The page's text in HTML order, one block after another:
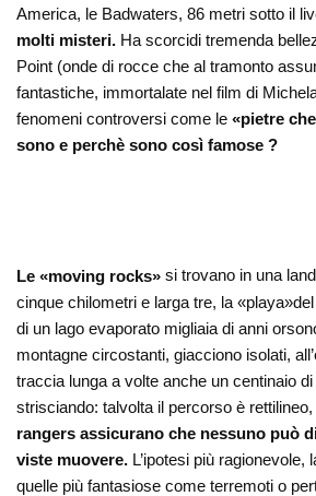
America, le Badwaters, 86 metri sotto il
molti misteri. Ha scorcidi tremenda
Point (onde di rocce che al tramonto
fantastiche, immortalate nel film di
fenomeni controversi come le«pietre
sono e perchè sono così famose ?
Le «moving rocks» si trovano in una
cinque chilometri e larga tre, la
di un lago evaporato migliaia di anni
montagne circostanti, giacciono isolati,
traccia lunga a volte anche un centinaio
strisciando: talvolta il percorso è
rangers assicurano che nessuno può
viste muovere. L’ipotesi più ragionevole,
quelle più fantasiose come terremoti o